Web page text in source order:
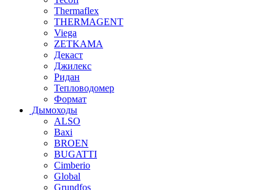
Thermaflex
THERMAGENT
Viega
ZETKAMA
Декаст
Джилекс
Ридан
Тепловодомер
Формат
Дымоходы
ALSO
Baxi
BROEN
BUGATTI
Cimberio
Global
Grundfos